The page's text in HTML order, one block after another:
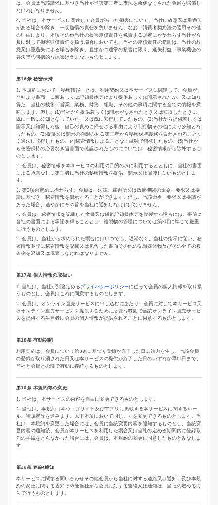
は、会員は当該請求に基づき当社が当該第三者に支払を余儀なくされた金額を賠償し
なければなりません。
4. 当社は、本サービスに関連して会員が被った損害について、当社に故意又は重過失
がある場合を除き、一切賠償の責任を負いません。なお、消費者契約法の適用その他
の理由により、本項その他当社の損害賠償責任を免責する規定にかかわらず当社が会
員に対して損害賠償責任を負う場合においても、当社の賠償責任の範囲は、当社の故
意又は重過失による場合を除き、直接かつ通常の損害に限り、逸失利益、事業機会の
喪失等の間接的な損害は含まないものとします。
第16条 秘密保持
1. 本規約において「秘密情報」とは、利用契約又は本サービスに関連して、会員が、
当社より書面、口頭若しくは記録媒体等により提供若しくは開示されたか、又は知り
得た、当社の技術、営業、業務、財務、組織、その他の事項に関する全ての情報を意
味します。但し、(1)当社から提供若しくは開示がなされたとき又は知得したときに、
既に一般に公知となっていた、又は既に知得していたもの、(2)当社から提供若しくは
開示又は知得した後、自己の責めに帰せざる事由により刊行物その他により公知とな
ったもの、(3)提供又は開示の権限のある第三者から秘密保持義務を負わされることな
く適法に取得したもの、(4)秘密情報によることなく単独で開発したもの、(5)当社か
ら秘密保持の必要なき旨書面で確認されたものについては、秘密情報から除外するも
のとします。
2. 会員は、秘密情報を本サービスの利用の目的のみに利用するとともに、当社の書面
による承諾なしに第三者に当社の秘密情報を提供、開示又は漏洩しないものとしま
す。
3. 第2項の定めに拘わらず、会員は、法律、裁判所又は政府機関の命令、要求又は要
請に基づき、秘密情報を開示することができます。但し、当該命令、要求又は要請が
あった場合、速やかにその旨を当社に通知しなければなりません。
4. 会員は、秘密情報を記載した文書又は磁気記録媒体等を複製する場合には、事前に
当社の書面による承諾を得ることとし、複製物の管理については第2項に準じて厳重
に行うものとします。
5. 会員は、当社から求められた場合にはいつでも、遅滞なく、当社の指示に従い、秘
密情報並びに秘密情報を記載又は包含した書面その他の記録媒体物及びその全ての複
製物を返却又は廃棄しなければなりません。
第17条 個人情報の取扱い
1. 当社は、当社が別途定めるプライバシーポリシーに従って会員の個人情報を取り扱
うものとし、会員はこれに同意するものとします。
2. 会員は、オンライン直売サービスに申し込むにあたり、会員に対して本サービス又
はオンライン直売サービスを提供するために必要な範囲で当該オンライン直売サービ
スを提供する生産者に会員の個人情報が提供されることに同意するものとします。
第18条 有効期間
利用契約は、会員について第3条に基づく登録が完了した日に効力を生じ、当該会員
の登録が取り消された日又は本サービスの提供が終了した日のいずれか早い日まで、
当社と会員との間で有効に存続するものとします。
第19条 本規約等の変更
1. 当社は、本サービスの内容を自由に変更できるものとします。
2. 当社は、本規約（本ウェブサイト及びアプリに掲載する本サービスに関するルー
ル、諸規定等を含みます。以下本項において同じ。）を変更できるものとします。当
社は、本規約を変更した場合には、会員に当該変更内容を通知するものとし、当該変
更内容の通知後、会員が本サービスを利用した場合又は当社の定める期間内に登録取
消の手続をとらなかった場合には、会員は、本規約の変更に同意したものとみなしま
す。
第20条 連絡/通知
本サービスに関する問い合わせその他会員から当社に対する連絡又は通知、及び本規
約の変更に関する通知その他当社から会員に対する連絡又は通知は、当社の定める方
法で行うものとします。